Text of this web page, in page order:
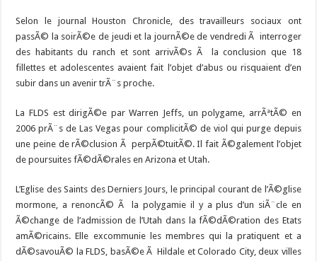
Selon le journal Houston Chronicle, des travailleurs sociaux ont
passÃ© la soirÃ©e de jeudi et la journÃ©e de vendredi Ã interroger
des habitants du ranch et sont arrivÃ©s Ã la conclusion que 18
fillettes et adolescentes avaient fait l’objet d’abus ou risquaient d’en
subir dans un avenir trÃ¨s proche.
La FLDS est dirigÃ©e par Warren Jeffs, un polygame, arrÃªtÃ© en
2006 prÃ¨s de Las Vegas pour complicitÃ© de viol qui purge depuis
une peine de rÃ©clusion Ã perpÃ©tuitÃ©. Il fait Ã©galement l’objet
de poursuites fÃ©dÃ©rales en Arizona et Utah.
L’Eglise des Saints des Derniers Jours, le principal courant de l’Ã©glise
mormone, a renoncÃ© Ã la polygamie il y a plus d’un siÃ¨cle en
Ã©change de l’admission de l’Utah dans la fÃ©dÃ©ration des Etats
amÃ©ricains. Elle excommunie les membres qui la pratiquent et a
dÃ©savouÃ© la FLDS, basÃ©e Ã Hildale et Colorado City, deux villes